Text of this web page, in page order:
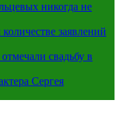
никогда не
заявлений
свадьбу в
Сергея